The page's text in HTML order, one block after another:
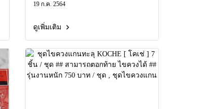
kingtony 4111FR (ดอกยาว)
19 ก.ค. 2564
ดูเพิ่มเติม